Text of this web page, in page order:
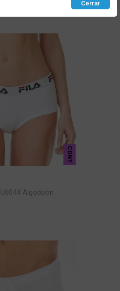
CONT
Algodoón
Cerrar